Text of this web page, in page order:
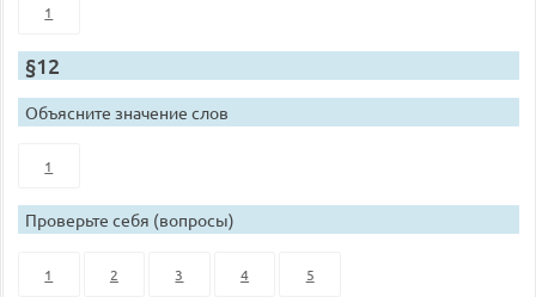
1
§12
Объясните значение слов
1
Проверьте себя (вопросы)
1 2 3 4 5